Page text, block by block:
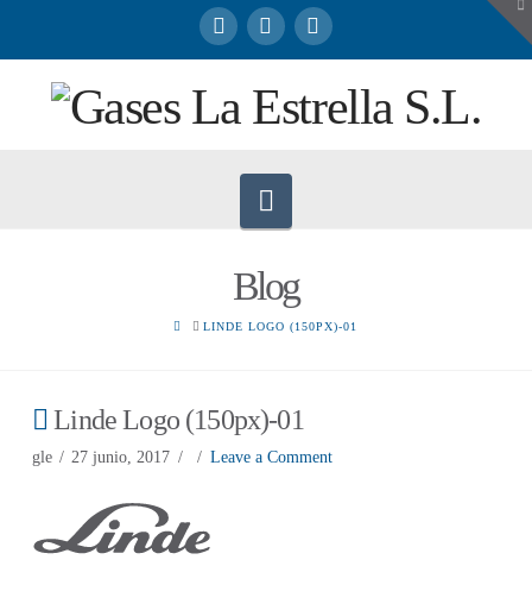
Navigation
Blog
HOMELINDE LOGO (150PX)-01
Linde Logo (150px)-01
gle 27 junio, 2017 Leave a Comment